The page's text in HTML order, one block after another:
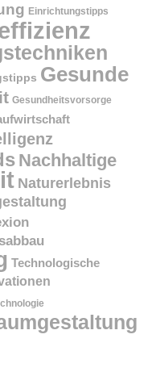
Einrichtungstipps
Gesunde
Gesundheitsvorsorge
Nachhaltige
Naturerlebnis
Technologische